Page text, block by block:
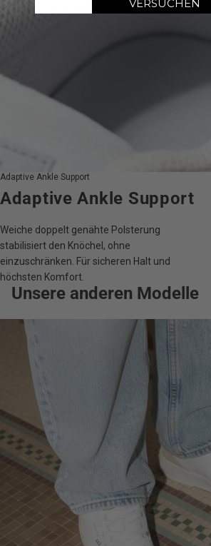
Adaptive Ankle Support
Adaptive Ankle Support
Weiche doppelt genähte Polsterung
stabilisiert den Knöchel, ohne
einzuschränken. Für sicheren Halt und
höchsten Komfort.
Unsere anderen Modelle
VERSUCHEN